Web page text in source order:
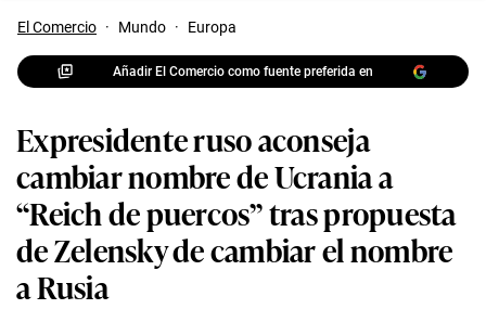
El Comercio · Mundo · Europa
Añadir El Comercio como fuente preferida en
Expresidente ruso aconseja
cambiar nombre de Ucrania a
“Reich de puercos” tras propuesta
de Zelensky de cambiar el nombre
a Rusia